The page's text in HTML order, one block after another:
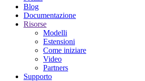
Blog
Documentazione
Risorse
Modelli
Estensioni
Come iniziare
Video
Partners
Supporto